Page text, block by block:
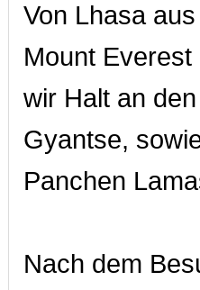
Von Lhasa
Mount
wir Halt an
Gyantse,
Panchen
Nach dem